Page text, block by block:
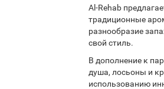
Al-Rehab
традиционные
разнообразие
свой стиль.
В дополнение к
душа, лосьоны и
использованию